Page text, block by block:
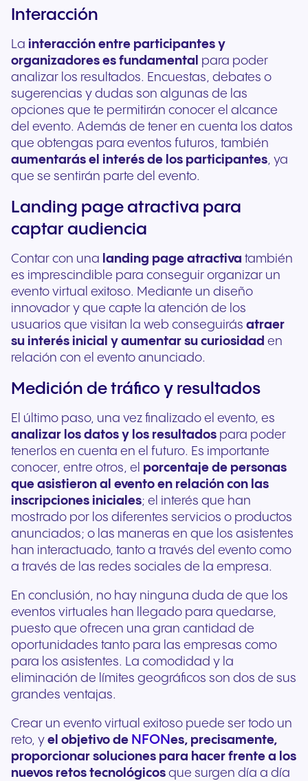
Interacción
La interacción entre participantes y
organizadores es fundamental para poder
analizar los resultados. Encuestas, debates o
sugerencias y dudas son algunas de las
opciones que te permitirán conocer el alcance
del evento. Además de tener en cuenta los datos
que obtengas para eventos futuros, también
aumentarás el interés de los participantes, ya
que se sentirán parte del evento.
Landing page atractiva para
captar audiencia
Contar con una landing page atractiva también
es imprescindible para conseguir organizar un
evento virtual exitoso. Mediante un diseño
innovador y que capte la atención de los
usuarios que visitan la web conseguirás atraer
su interés inicial y aumentar su curiosidad en
relación con el evento anunciado.
Medición de tráfico y resultados
El último paso, una vez finalizado el evento, es
analizar los datos y los resultados para poder
tenerlos en cuenta en el futuro. Es importante
conocer, entre otros, el porcentaje de personas
que asistieron al evento en relación con las
inscripciones iniciales; el interés que han
mostrado por los diferentes servicios o productos
anunciados; o las maneras en que los asistentes
han interactuado, tanto a través del evento como
a través de las redes sociales de la empresa.
En conclusión, no hay ninguna duda de que los
eventos virtuales han llegado para quedarse,
puesto que ofrecen una gran cantidad de
oportunidades tanto para las empresas como
para los asistentes. La comodidad y la
eliminación de límites geográficos son dos de sus
grandes ventajas.
Crear un evento virtual exitoso puede ser todo un
reto, y el objetivo de NFON es, precisamente,
proporcionar soluciones para hacer frente a los
nuevos retos tecnológicos que surgen día a día